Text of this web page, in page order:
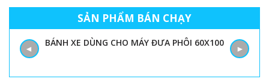
SẢN PHẨM BÁN CHẠY
BÁNH XE DÙNG CHO MÁY ĐƯA PHÔI 60X100
◄ ►